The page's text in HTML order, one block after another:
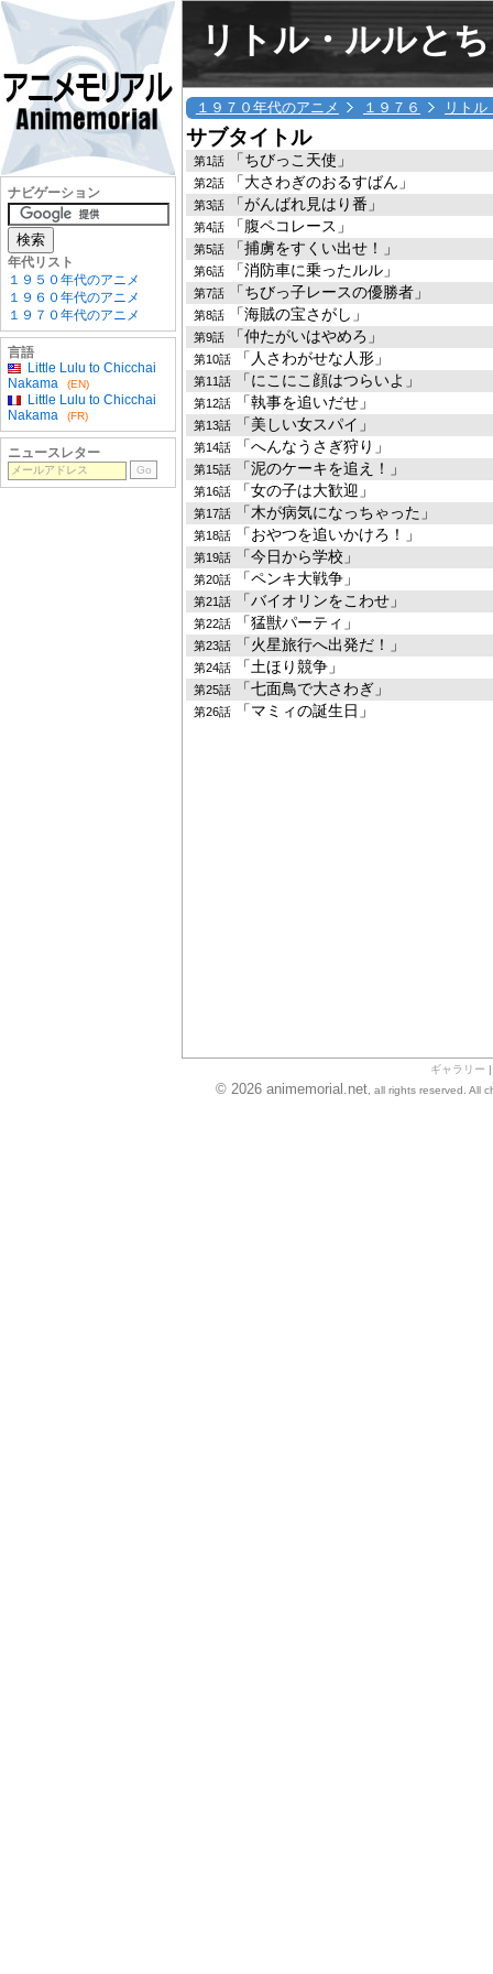
リトル・ルルと
１９７０年代のアニメ １９７６ リト
サブタイトル
第1話 「ちびっこ天使」
第2話 「大さわぎのおるすばん」
第3話 「がんばれ見はり番」
第4話 「腹ペコレース」
第5話 「捕虜をすくい出せ！」
第6話 「消防車に乗ったルル」
第7話 「ちびっ子レースの優勝者」
第8話 「海賊の宝さがし」
第9話 「仲たがいはやめろ」
第10話 「人さわがせな人形」
第11話 「にこにこ顔はつらいよ」
第12話 「執事を追いだせ」
第13話 「美しい女スパイ」
第14話 「へんなうさぎ狩り」
第15話 「泥のケーキを追え！」
第16話 「女の子は大歓迎」
第17話 「木が病気になっちゃった」
第18話 「おやつを追いかけろ！」
第19話 「今日から学校」
第20話 「ペンキ大戦争」
第21話 「バイオリンをこわせ」
第22話 「猛獣パーティ」
第23話 「火星旅行へ出発だ！」
第24話 「土ほり競争」
第25話 「七面鳥で大さわぎ」
第26話 「マミィの誕生日」
ギャラリー
ナビゲーション
年代リスト
１９５０年代のアニメ
１９６０年代のアニメ
１９７０年代のアニメ
言語
Little Lulu to Chicchai
Nakama
(EN)
Little Lulu to Chicchai
Nakama
(FR)
ニュースレター
© 2026 animemorial.net , all rights reserved. All